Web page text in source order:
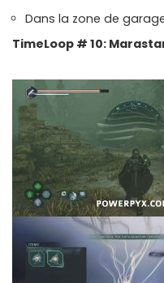
Dans la zone de garage
TimeLoop # 10: